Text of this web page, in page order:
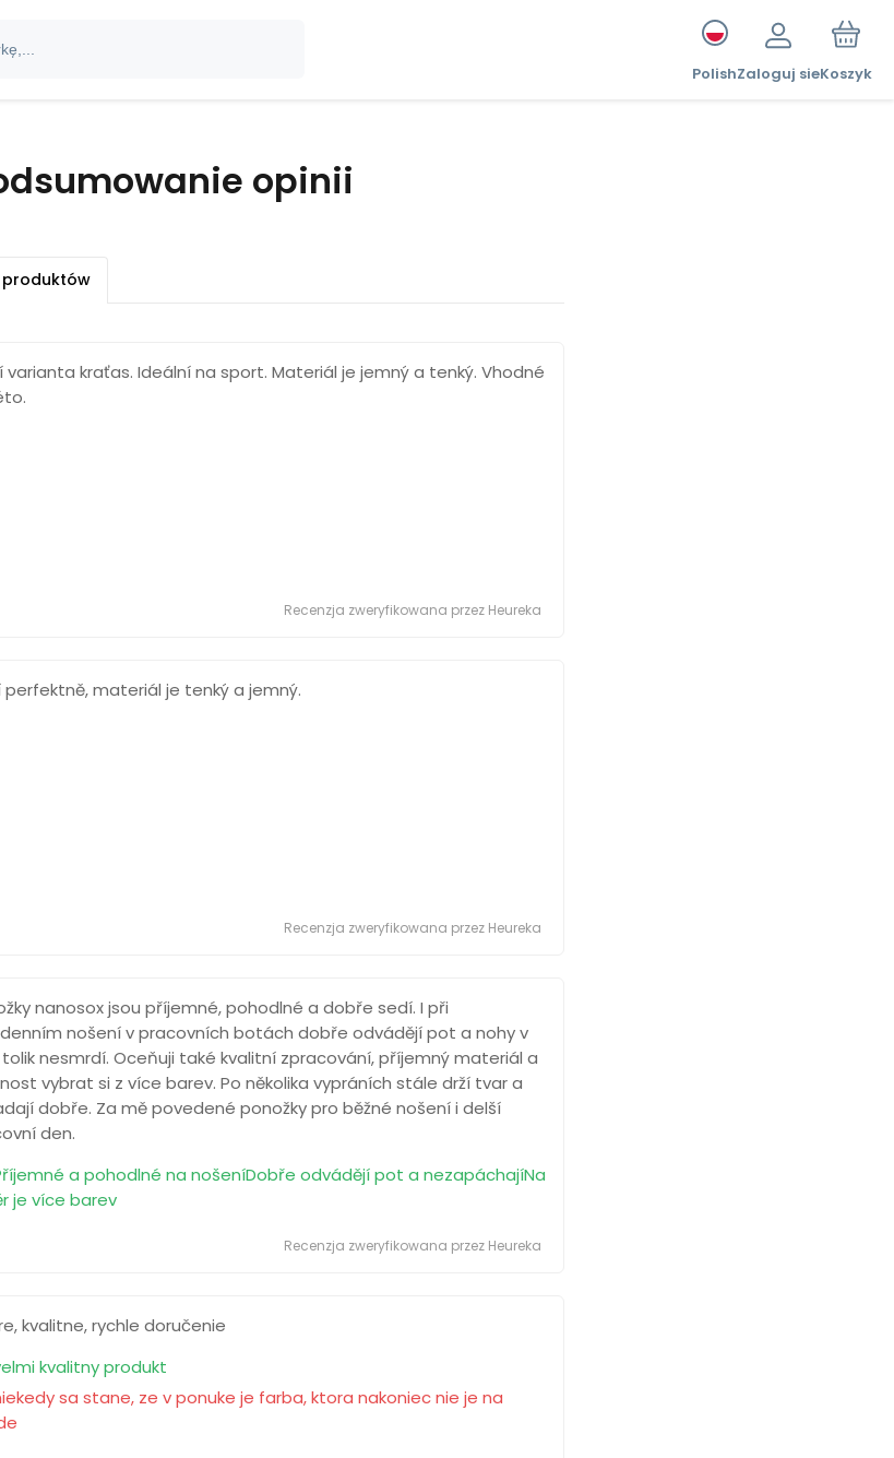
PolishZaloguj sieKoszyk
opinii
produktów
varianta kraťas. Ideální na sport. Materiál je jemný a tenký. Vhodné
Recenzja zweryfikowana przez Heureka
perfektně, materiál je tenký a jemný.
Recenzja zweryfikowana przez Heureka
a pohodlné na nošeníDobře odvádějí pot a nezapáchajíNa
je více barev
nanosox jsou příjemné, pohodlné a dobře sedí. I při
nošení v pracovních botách dobře odvádějí pot a nohy v
nesmrdí. Oceňuji také kvalitní zpracování, příjemný materiál a
vybrat si z více barev. Po několika vypráních stále drží tvar a
dobře. Za mě povedené ponožky pro běžné nošení i delší
den.
Recenzja zweryfikowana przez Heureka
kvalitny produkt
sa stane, ze v ponuke je farba, ktora nakoniec nie je na
kvalitne, rychle doručenie